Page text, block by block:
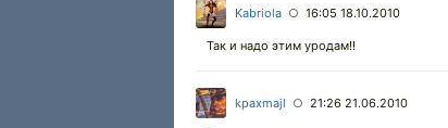
Kabriola ○ 16:05 18.10.2010
Так и надо этим уродам!!
kpaxmajl ○ 21:26 21.06.2010